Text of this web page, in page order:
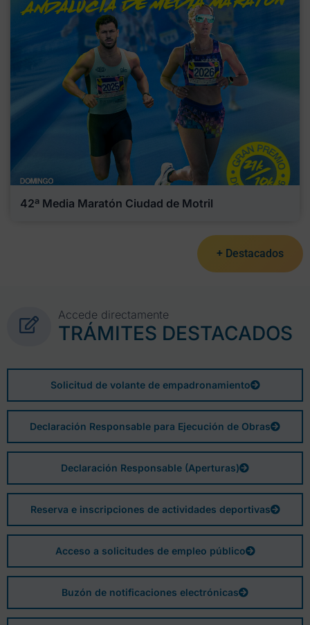
42ª Media Maratón Ciudad de Motril
+ Destacados
Accede directamente
TRÁMITES DESTACADOS
Solicitud de volante de empadronamiento
Declaración Responsable para Ejecución de Obras
Declaración Responsable (Aperturas)
Reserva e inscripciones de actividades deportivas
Acceso a solicitudes de empleo público
Buzón de notificaciones electrónicas